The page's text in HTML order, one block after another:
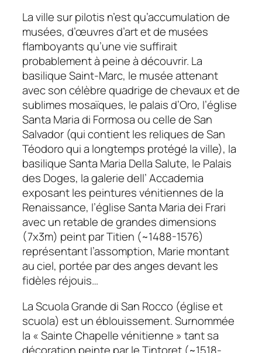
La ville sur pilotis n’est qu’accumulation de
musées, d’œuvres d’art et de musées
flamboyants qu’une vie suffirait
probablement à peine à découvrir. La
basilique Saint-Marc, le musée attenant
avec son célèbre quadrige de chevaux et de
sublimes mosaïques, le palais d’Oro, l’église
Santa Maria di Formosa ou celle de San
Salvador (qui contient les reliques de San
Téodoro qui a longtemps protégé la ville), la
basilique Santa Maria Della Salute, le Palais
des Doges, la galerie dell’ Accademia
exposant les peintures vénitiennes de la
Renaissance, l’église Santa Maria dei Frari
avec un retable de grandes dimensions
(7x3m) peint par Titien (~1488-1576)
représentant l’assomption, Marie montant
au ciel, portée par des anges devant les
fidèles réjouis…
La Scuola Grande di San Rocco (église et
scuola) est un éblouissement. Surnommée
la « Sainte Chapelle vénitienne » tant sa